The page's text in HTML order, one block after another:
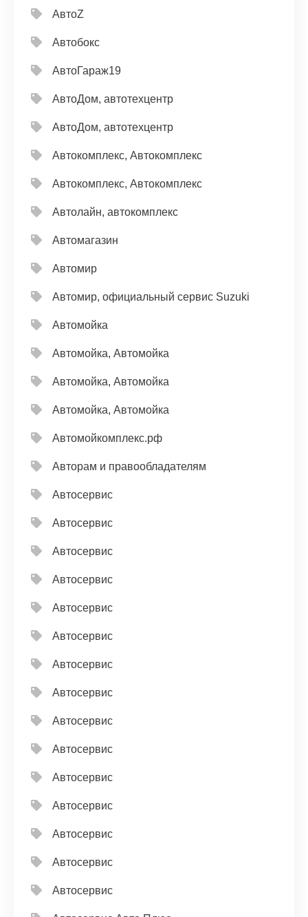
АвтоZ
Автобокс
АвтоГараж19
АвтоДом, автотехцентр
АвтоДом, автотехцентр
Автокомплекс, Автокомплекс
Автокомплекс, Автокомплекс
Автолайн, автокомплекс
Автомагазин
Автомир
Автомир, официальный сервис Suzuki
Автомойка
Автомойка, Автомойка
Автомойка, Автомойка
Автомойка, Автомойка
Автомойкомплекс.рф
Авторам и правообладателям
Автосервис
Автосервис
Автосервис
Автосервис
Автосервис
Автосервис
Автосервис
Автосервис
Автосервис
Автосервис
Автосервис
Автосервис
Автосервис
Автосервис
Автосервис